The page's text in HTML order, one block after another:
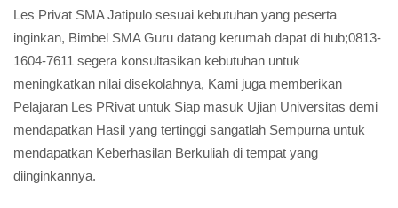
Les Privat SMA Jatipulo sesuai kebutuhan yang peserta
inginkan, Bimbel SMA Guru datang kerumah dapat di hub;0813-
1604-7611 segera konsultasikan kebutuhan untuk
meningkatkan nilai disekolahnya, Kami juga memberikan
Pelajaran Les PRivat untuk Siap masuk Ujian Universitas demi
mendapatkan Hasil yang tertinggi sangatlah Sempurna untuk
mendapatkan Keberhasilan Berkuliah di tempat yang
diinginkannya.